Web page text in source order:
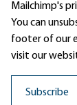
Mailchimp's
You can
footer of our
visit our